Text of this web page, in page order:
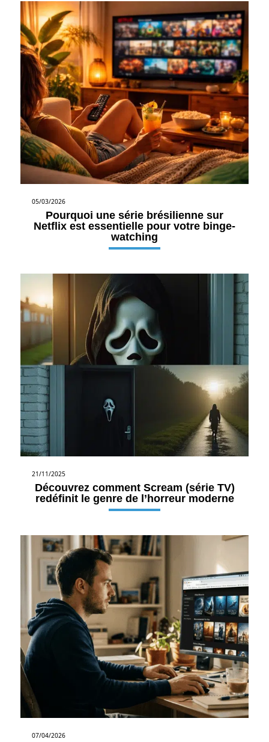
05/03/2026
Pourquoi une série brésilienne sur
Netflix est essentielle pour votre binge-
watching
21/11/2025
Découvrez comment Scream (série TV)
redéfinit le genre de l’horreur moderne
07/04/2026